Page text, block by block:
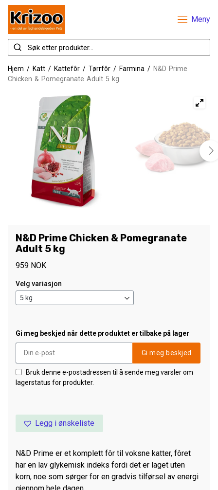
Meny
Hjem / Katt / Kattefôr / Tørrfôr / Farmina / N&D Prime
Chicken & Pomegranate Adult 5 kg
N&D Prime Chicken & Pomegranate
Adult 5 kg
959 NOK
Velg variasjon
Gi meg beskjed når dette produktet er tilbake på lager
Gi meg beskjed
Bruk denne e-postadressen til å sende meg varsler om
lagerstatus for produkter.
Legg i ønskeliste
N&D Prime er et komplett fôr til voksne katter, fôret
har en lav glykemisk indeks fordi det er laget uten
korn, noe som sørger for en gradvis tilførsel av energi